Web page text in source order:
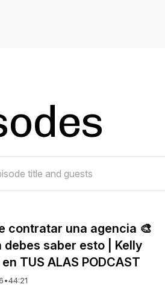
contratar una agencia 🎨
debes saber esto | Kelly
TUS ALAS PODCAST
•44:21